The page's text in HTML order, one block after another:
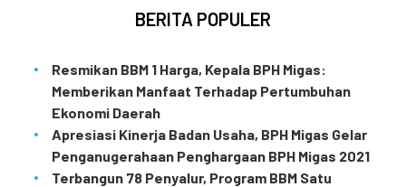
BERITA POPULER
Resmikan BBM 1 Harga, Kepala BPH Migas:
Memberikan Manfaat Terhadap Pertumbuhan
Ekonomi Daerah
Apresiasi Kinerja Badan Usaha, BPH Migas Gelar
Penganugerahaan Penghargaan BPH Migas 2021
Terbangun 78 Penyalur, Program BBM Satu